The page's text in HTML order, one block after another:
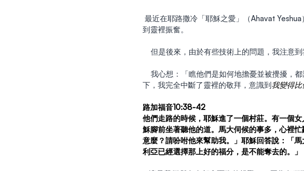
到靈裡振奮。
但是後來，由於有些技術上的問題，我注
下，我完全中斷了靈裡的敬拜，意識到 我變得比
路加福音10:38-42
他們走路的時候，耶穌進了一個村莊。有一個
穌腳前坐著聽他的道。馬大伺候的事多，心裡
意麼？請吩咐他來幫助我。」耶穌回答說：「
利亞已經選擇那上好的福分，是不能奪去的。」